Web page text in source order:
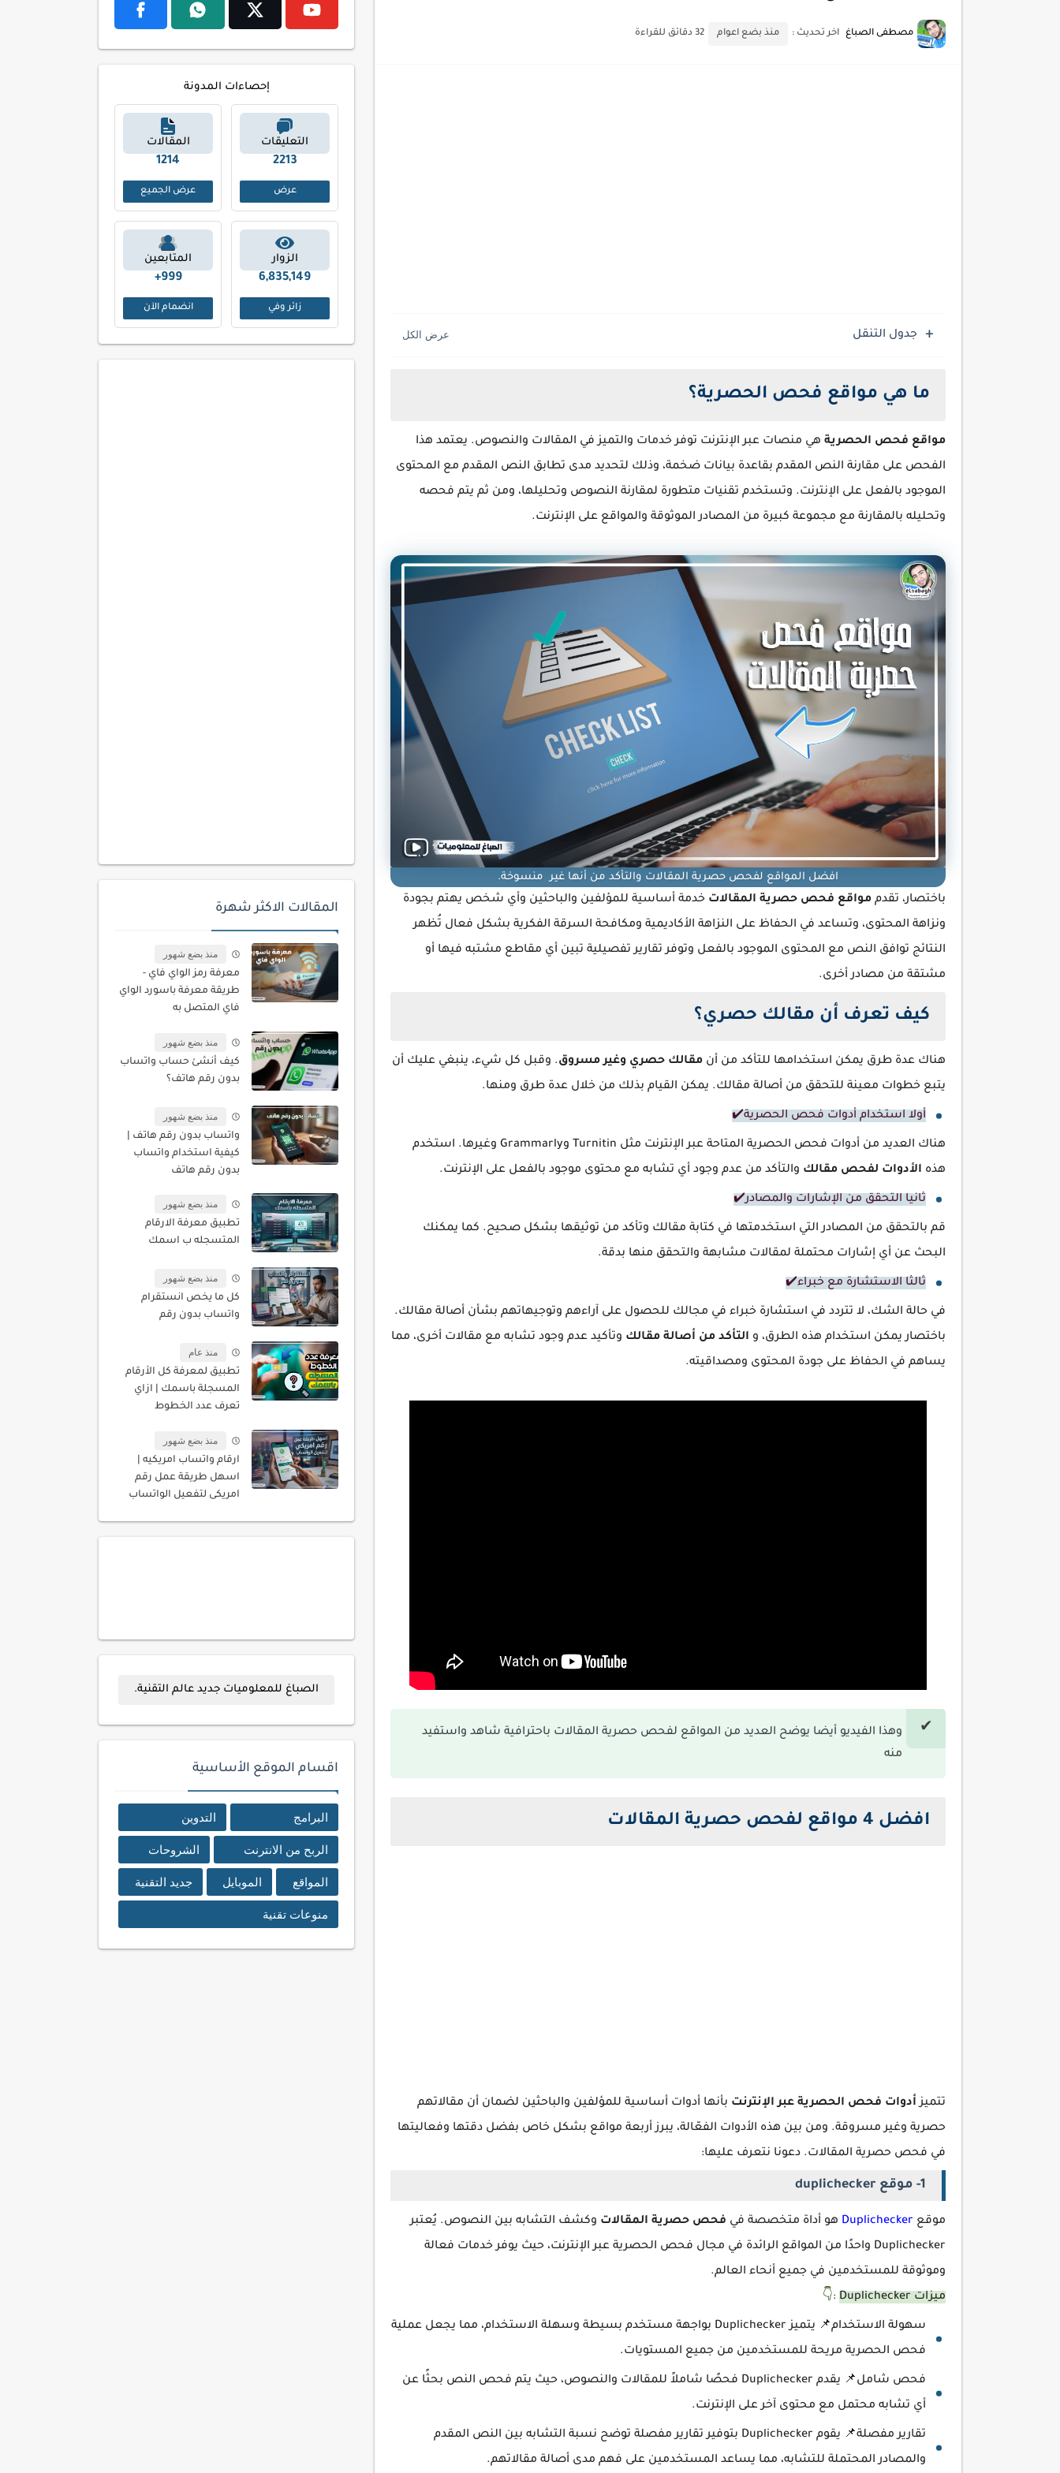
مصطفى الصباغ اخر تحديث : منذ بضع اعوام 32 دقائق للقراءة
جدول التنقل
ما هي مواقع فحص الحصرية؟
مواقع فحص الحصرية هي منصات عبر الإنترنت توفر خدمات والتميز في المقالات والنصوص. يعتمد هذا
الفحص على مقارنة النص المقدم بقاعدة بيانات ضخمة، وذلك لتحديد مدى تطابق النص المقدم مع المحتوى
الموجود بالفعل على الإنترنت. وتستخدم تقنيات متطورة لمقارنة النصوص وتحليلها، ومن ثم يتم فحصه
وتحليله بالمقارنة مع مجموعة كبيرة من المصادر الموثوقة والمواقع على الإنترنت.
افضل المواقع لفحص حصرية المقالات والتأكد من أنها غير منسوخة.
باختصار، تقدم مواقع فحص حصرية المقالات خدمة أساسية للمؤلفين والباحثين وأي شخص يهتم بجودة
ونزاهة المحتوى، وتساعد في الحفاظ على النزاهة الأكاديمية ومكافحة السرقة الفكرية بشكل فعال تُظهر
النتائج توافق النص مع المحتوى الموجود بالفعل وتوفر تقارير تفصيلية تبين أي مقاطع مشتبه فيها أو
مشتقة من مصادر أخرى.
كيف تعرف أن مقالك حصري؟
هناك عدة طرق يمكن استخدامها للتأكد من أن مقالك حصري وغير مسروق. وقبل كل شيء، ينبغي عليك أن
يتبع خطوات معينة للتحقق من أصالة مقالك. يمكن القيام بذلك من خلال عدة طرق ومنها.
أولا استخدام أدوات فحص الحصرية✔️
هناك العديد من أدوات فحص الحصرية المتاحة عبر الإنترنت مثل Turnitin وGrammarly وغيرها. استخدم
هذه الأدوات لفحص مقالك والتأكد من عدم وجود أي تشابه مع محتوى موجود بالفعل على الإنترنت.
ثانيا التحقق من الإشارات والمصادر✔️
قم بالتحقق من المصادر التي استخدمتها في كتابة مقالك وتأكد من توثيقها بشكل صحيح. كما يمكنك
البحث عن أي إشارات محتملة لمقالات مشابهة والتحقق منها بدقة.
ثالثا الاستشارة مع خبراء✔️
في حالة الشك، لا تتردد في استشارة خبراء في مجالك للحصول على آراءهم وتوجيهاتهم بشأن أصالة مقالك.
باختصار يمكن استخدام هذه الطرق، و التأكد من أصالة مقالك وتأكيد عدم وجود تشابه مع مقالات أخرى، مما
يساهم في الحفاظ على جودة المحتوى ومصداقيته.
وهذا الفيديو أيضا يوضح العديد من المواقع لفحص حصرية المقالات باحترافية شاهد واستفيد
منه
افضل 4 مواقع لفحص حصرية المقالات
تتميزأدوات فحص الحصرية عبر الإنترنت بأنها أدوات أساسية للمؤلفين والباحثين لضمان أن مقالاتهم
حصرية وغير مسروقة. ومن بين هذه الأدوات الفعّالة، يبرز أربعة مواقع بشكل خاص بفضل دقتها وفعاليتها
في فحص حصرية المقالات. دعونا نتعرف عليها:
1- موقع duplichecker
موقع Duplichecker هو أداة متخصصة في فحص حصرية المقالات وكشف التشابه بين النصوص. يُعتبر
Duplichecker واحدًا من المواقع الرائدة في مجال فحص الحصرية عبر الإنترنت، حيث يوفر خدمات فعالة
وموثوقة للمستخدمين في جميع أنحاء العالم.
ميزات Duplichecker
:👇
سهولة الاستخدام📌 يتميز Duplichecker بواجهة مستخدم بسيطة وسهلة الاستخدام، مما يجعل عملية
فحص الحصرية مريحة للمستخدمين من جميع المستويات.
فحص شامل📌 يقدم Duplichecker فحصًا شاملاً للمقالات والنصوص، حيث يتم فحص النص بحثًا عن
أي تشابه محتمل مع محتوى آخر على الإنترنت.
تقارير مفصلة📌 يقوم Duplichecker بتوفير تقارير مفصلة توضح نسبة التشابه بين النص المقدم
والمصادر المحتملة للتشابه، مما يساعد المستخدمين على فهم مدى أصالة مقالاتهم.
إحصاءات المدونة
التعليقات
2347
عرض
المقالات
1261
عرض الجميع
الزوار
6,835,149
زائر وفي
المتابعين
999+
انضمام الآن
المقالات الاكثر شهرة
منذ بضع شهور
معرفة رمز الواي فاي -
طريقة معرفة باسورد الواي
فاي المتصل به
منذ بضع شهور
كيف أنشئ حساب واتساب
بدون رقم هاتف؟
منذ بضع شهور
واتساب بدون رقم هاتف |
كيفية استخدام واتساب
بدون رقم هاتف
منذ بضع شهور
تطبيق معرفة الارقام
المتسجله ب اسمك
منذ بضع شهور
كل ما يخص انستقرام
واتساب بدون رقم
منذ عام
تطبيق لمعرفة كل الأرقام
المسجلة باسمك | ازاي
تعرف عدد الخطوط
منذ بضع شهور
ارقام واتساب امريكيه |
اسهل طريقة عمل رقم
امريكى لتفعيل الواتساب
الصباغ للمعلوميات جديد عالم التقنية.
اقسام الموقع الأساسية
البرامج التدوين
الربح من الانترنت الشروحات
المواقع الموبايل جديد التقنية
منوعات تقنية